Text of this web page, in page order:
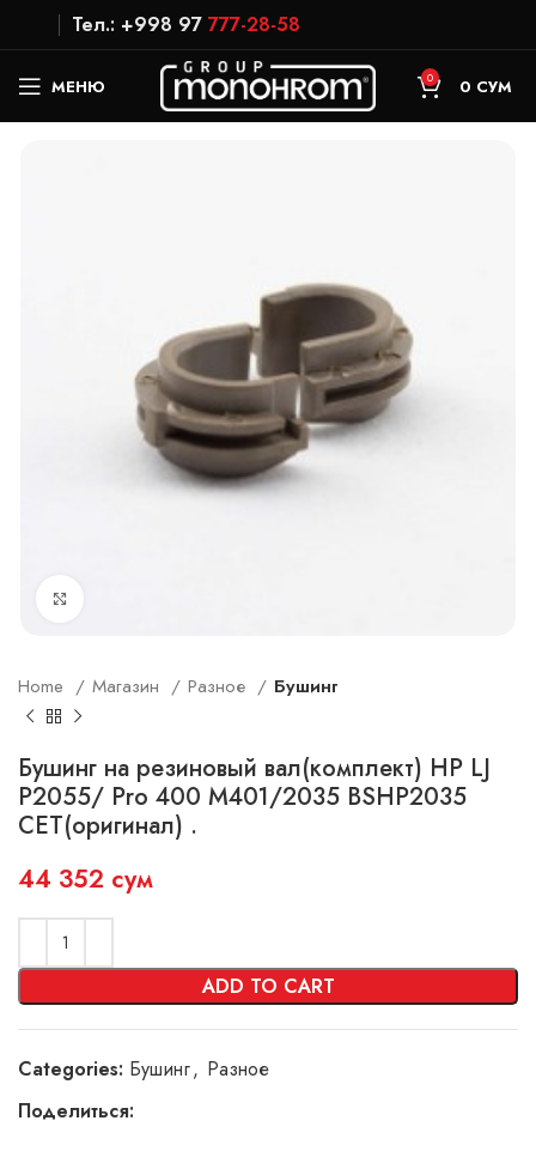
Тел.: +998 97 777-28-58
МЕНЮ 0 0 СУМ
Home Магазин Разное Бушинг
Бушинг на резиновый вал(комплект) HP LJ
P2055/ Pro 400 M401/2035 BSHP2035
CET(оригинал) .
44 352 сум
ADD TO CART
Categories: Бушинг, Разное
Поделиться: